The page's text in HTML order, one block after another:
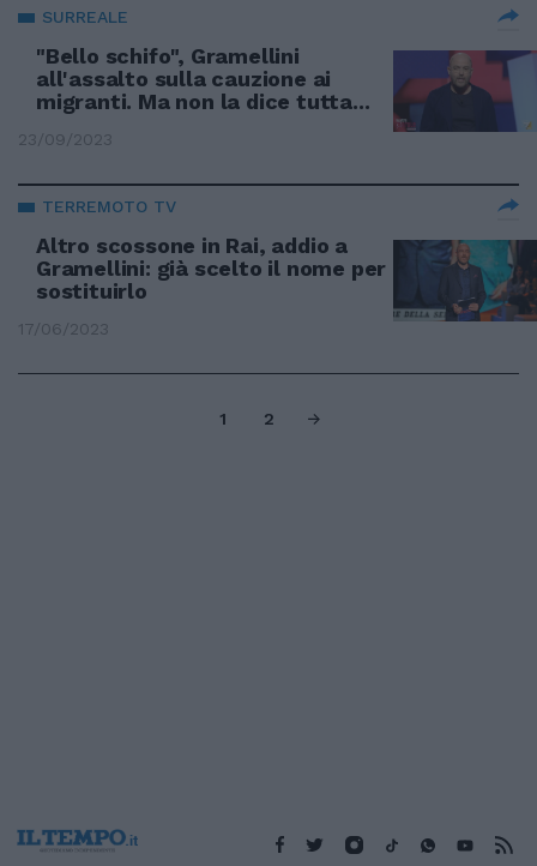
SURREALE
"Bello schifo", Gramellini
all'assalto sulla cauzione ai
migranti. Ma non la dice tutta...
23/09/2023
TERREMOTO TV
Altro scossone in Rai, addio a
Gramellini: già scelto il nome per
sostituirlo
17/06/2023
1 2